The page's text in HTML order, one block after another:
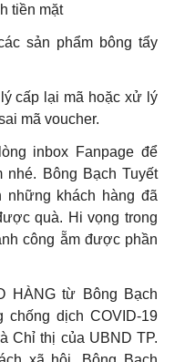
tiền mặt
sản phẩm bông tẩy
cấp lại mã hoặc xử lý
mã voucher.
inbox Fanpage để
nhé. Bông Bạch Tuyết
khách hàng đã
quà. Hi vọng trong
công ẵm được phần
HÀNG từ Bông Bạch
chống dịch COVID-19
Chỉ thị của UBND TP.